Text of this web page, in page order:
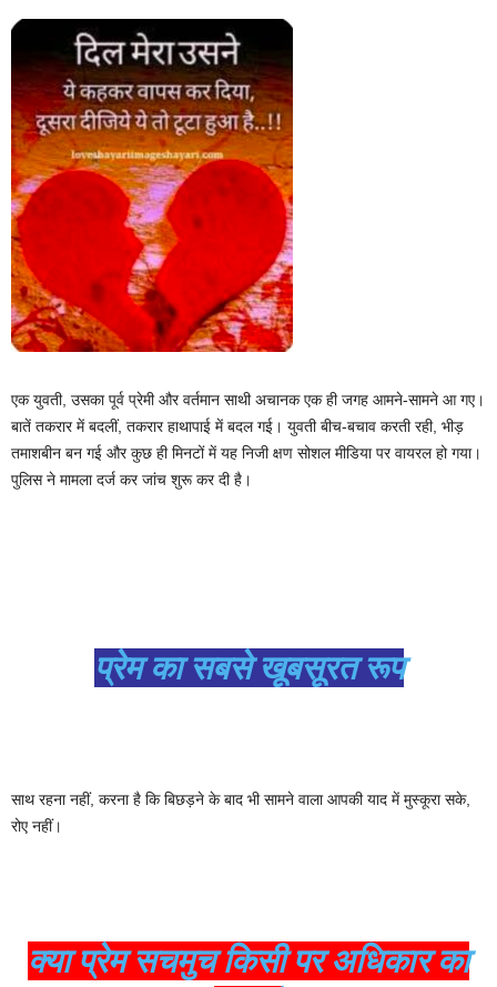
एक युवती, उसका पूर्व प्रेमी और वर्तमान साथी अचानक एक ही जगह आमने-सामने आ गए।
बातें तकरार में बदलीं, तकरार हाथापाई में बदल गई। युवती बीच-बचाव करती रही, भीड़
तमाशबीन बन गई और कुछ ही मिनटों में यह निजी क्षण सोशल मीडिया पर वायरल हो गया।
पुलिस ने मामला दर्ज कर जांच शुरू कर दी है।
प्रेम का सबसे खूबसूरत रूप
साथ रहना नहीं, करना है कि बिछड़ने के बाद भी सामने वाला आपकी याद में मुस्कूरा सके,
रोए नहीं।
क्या प्रेम सचमुच किसी पर अधिकार का